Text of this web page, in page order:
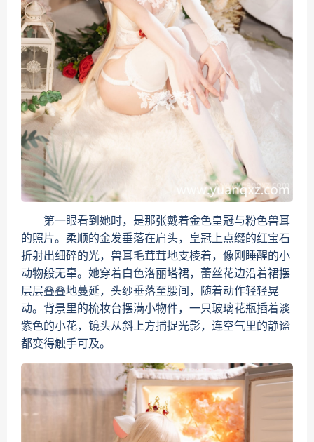
第一眼看到她时，是那张戴着金色皇冠与粉色兽耳
的照片。柔顺的金发垂落在肩头，皇冠上点缀的红宝石
折射出细碎的光，兽耳毛茸茸地支棱着，像刚睡醒的小
动物般无辜。她穿着白色洛丽塔裙，蕾丝花边沿着裙摆
层层叠叠地蔓延，头纱垂落至腰间，随着动作轻轻晃
动。背景里的梳妆台摆满小物件，一只玻璃花瓶插着淡
紫色的小花，镜头从斜上方捕捉光影，连空气里的静谧
都变得触手可及。